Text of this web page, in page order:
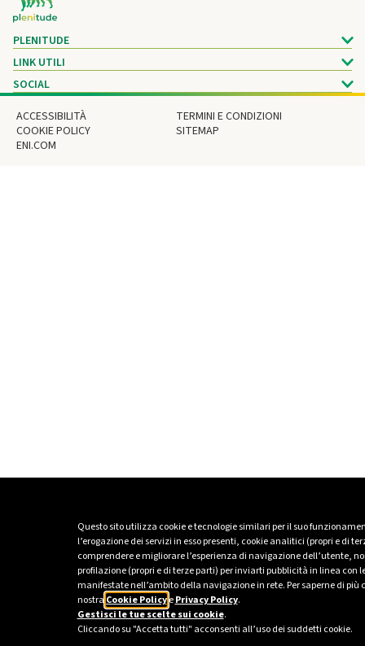
Questo sito utilizza cookie e tecnologie similari per il suo
l’erogazione dei servizi in esso presenti, cookie analitici (propri e di
comprendere e migliorare l’esperienza di navigazione dell’utente,
profilazione (propri e di terze parti) per inviarti pubblicità in linea con
manifestate nell’ambito della navigazione in rete. Per saperne di più
nostra Cookie PolicyePrivacy Policy.
Gestisci le tue scelte sui cookie.
Cliccando su "Accetta tutti" acconsenti all’uso dei suddetti cookie.
PLENITUDE
LINK UTILI
SOCIAL
ACCESSIBILITÀ
TERMINI E CONDIZIONI
COOKIE POLICY
SITEMAP
ENI.COM